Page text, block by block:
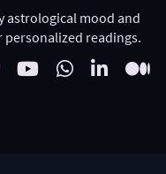
astrological mood and
personalized readings.